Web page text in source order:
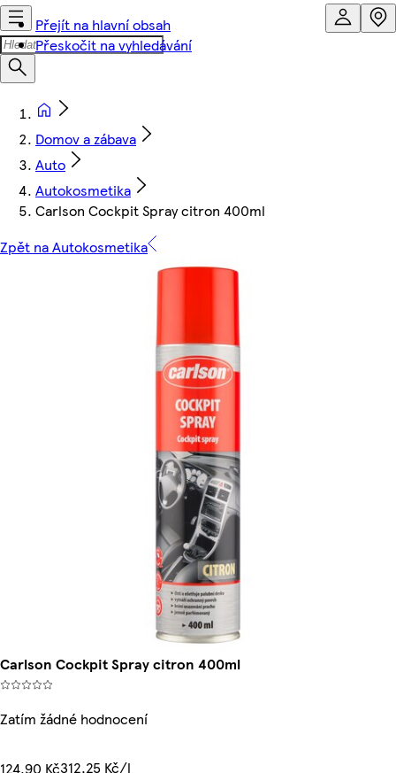
Přejít na hlavní obsah
Přeskočit na vyhledávání
Domov a zábava
Auto
Autokosmetika
Carlson Cockpit Spray citron 400ml
Zpět na Autokosmetika
Carlson Cockpit Spray citron 400ml
Zatím žádné hodnocení
124,90 Kč312,25 Kč/l